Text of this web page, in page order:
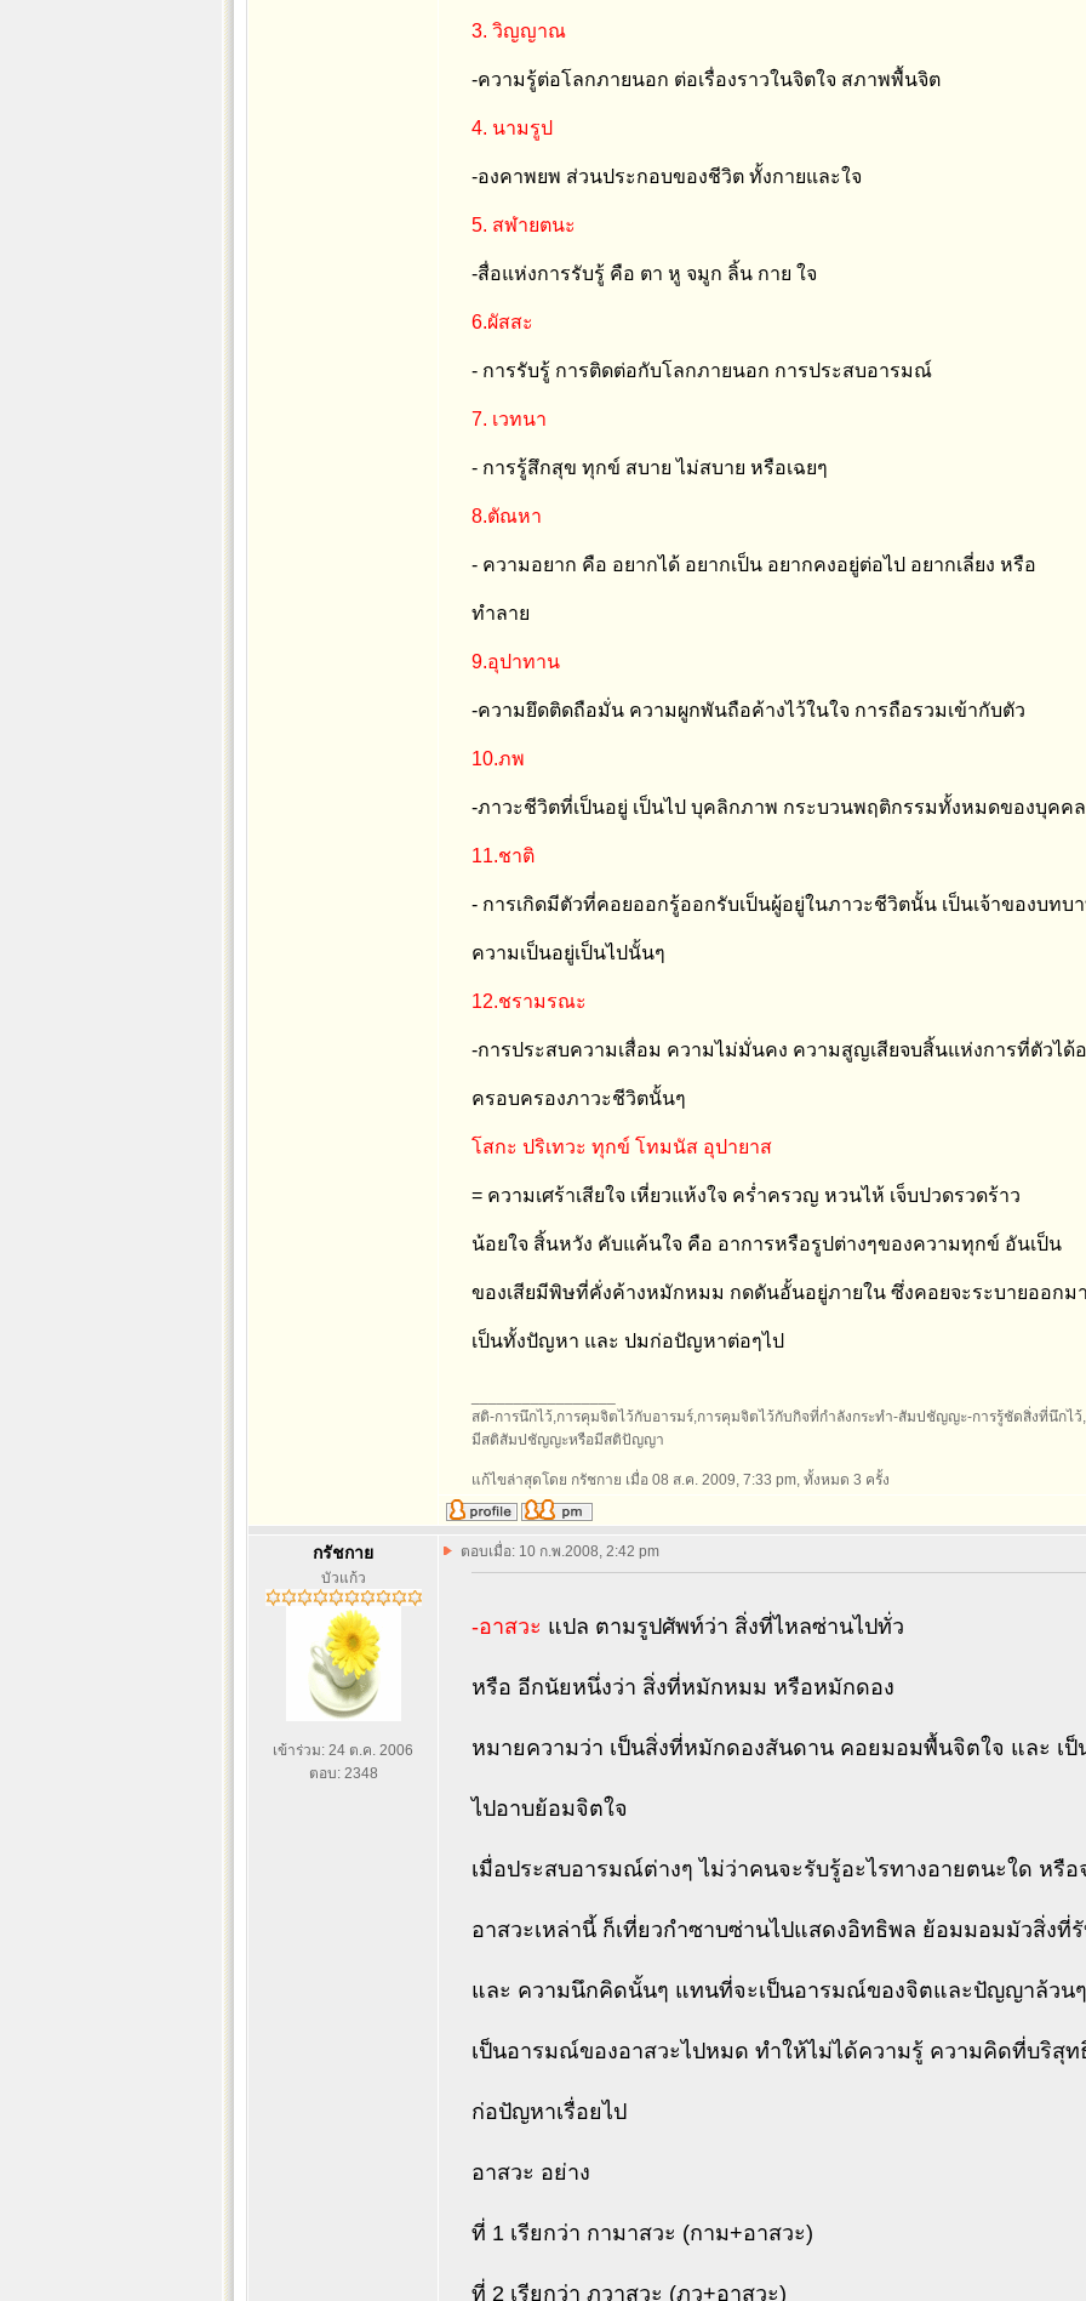
3. วิญญาณ
-ความรู้ต่อโลกภายนอก ต่อเรื่องราวในจิตใจ สภาพพื้นจิต
4. นามรูป
-องคาพยพ ส่วนประกอบของชีวิต ทั้งกายและใจ
5. สฬายตนะ
-สื่อแห่งการรับรู้ คือ ตา หู จมูก ลิ้น กาย ใจ
6.ผัสสะ
- การรับรู้ การติดต่อกับโลกภายนอก การประสบอารมณ์
7. เวทนา
- การรู้สึกสุข ทุกข์ สบาย ไม่สบาย หรือเฉยๆ
8.ตัณหา
- ความอยาก คือ อยากได้ อยากเป็น อยากคงอยู่ต่อไป อยากเลี่ยง หรือ
ทำลาย
9.อุปาทาน
-ความยึดติดถือมั่น ความผูกพันถือค้างไว้ในใจ การถือรวมเข้ากับตัว
10.ภพ
-ภาวะชีวิตที่เป็นอยู่ เป็นไป บุคลิกภาพ กระบวนพฤติกรรมทั้งหมดของบุคคล
11.ชาติ
- การเกิดมีตัวที่คอยออกรู้ออกรับเป็นผู้อยู่ในภาวะชีวิตนั้น เป็นเจ้าของบทบ
ความเป็นอยู่เป็นไปนั้นๆ
12.ชรามรณะ
-การประสบความเสื่อม ความไม่มั่นคง ความสูญเสียจบสิ้นแห่งการที่ตัวได้
ครอบครองภาวะชีวิตนั้นๆ
โสกะ ปริเทวะ ทุกข์ โทมนัส อุปายาส
= ความเศร้าเสียใจ เหี่ยวแห้งใจ คร่ำครวญ หวนไห้ เจ็บปวดรวดร้าว
น้อยใจ สิ้นหวัง คับแค้นใจ คือ อาการหรือรูปต่างๆของความทุกข์ อันเป็น
ของเสียมีพิษที่คั่งค้างหมักหมม กดดันอั้นอยู่ภายใน ซึ่งคอยจะระบายออกมา
เป็นทั้งปัญหา และ ปมก่อปัญหาต่อๆไป
สติ-การนึกไว้,การคุมจิตไว้กับอารมร์,การคุมจิตไว้กับกิจที่กำลังกระทำ-สัมปชัญญะ-การรู้ชัดสิ่งที่นึกไว้
มีสติสัมปชัญญะหรือมีสติปัญญา
แก้ไขล่าสุดโดย กรัชกาย เมื่อ 08 ส.ค. 2009, 7:33 pm, ทั้งหมด 3 ครั้ง
กรัชกาย
บัวแก้ว
เข้าร่วม: 24 ต.ค. 2006
ตอบ: 2348
ตอบเมื่อ: 10 ก.พ.2008, 2:42 pm
-อาสวะ แปล ตามรูปศัพท์ว่า สิ่งที่ไหลซ่านไปทั่ว
หรือ อีกนัยหนึ่งว่า สิ่งที่หมักหมม หรือหมักดอง
หมายความว่า เป็นสิ่งที่หมักดองสันดาน คอยมอมพื้นจิตใจ และ เป็
ไปอาบย้อมจิตใจ
เมื่อประสบอารมณ์ต่างๆ ไม่ว่าคนจะรับรู้อะไรทางอายตนะใด หรื
อาสวะเหล่านี้ ก็เที่ยวกำซาบซ่านไปแสดงอิทธิพล ย้อมมอมมัวสิ่งที่รั
และ ความนึกคิดนั้นๆ แทนที่จะเป็นอารมณ์ของจิตและปัญญาล้วน
เป็นอารมณ์ของอาสวะไปหมด ทำให้ไม่ได้ความรู้ ความคิดที่บริสุท
ก่อปัญหาเรื่อยไป
อาสวะ อย่าง
ที่ 1 เรียกว่า กามาสวะ (กาม+อาสวะ)
ที่ 2 เรียกว่า ภวาสวะ (ภว+อาสวะ)